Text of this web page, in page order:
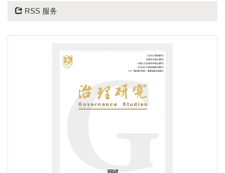
RSS 服务